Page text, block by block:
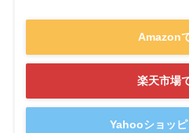
Amazon
楽天市場
Yahooショッ